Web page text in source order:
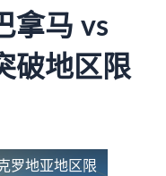
拿马 vs
破地区限
罗地亚地区限